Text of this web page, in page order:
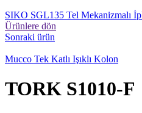
SIKO SGL135 Tel Mekanizmalı
Ürünlere dön
Sonraki ürün
Mucco Tek Katlı Işıklı Kolon
TORK S1010-F